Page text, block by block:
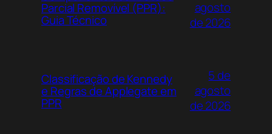
Parcial Removível (PPR):
Guia Técnico
agosto
de 2026
Classificação de Kennedy
e Regras de Applegate em
PPR
5 de
agosto
de 2026